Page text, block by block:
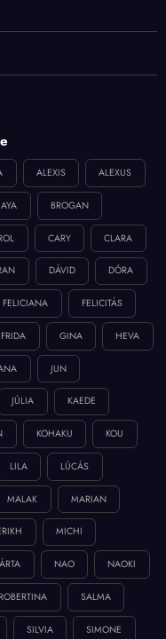
ALEXIS ALEXUS
AYA BROGAN
CARY CLARA
DÁVID DÓRA
FELICIANA FELICITÁS
FRIDA GINA HEVA
JUN
JÚLIA KAEDE
KOHAKU KOU
LILA LÚCÁS
MALAK MARIAN
MICHI
NAO NAOKI
SALMA
SILVIA SIMONE